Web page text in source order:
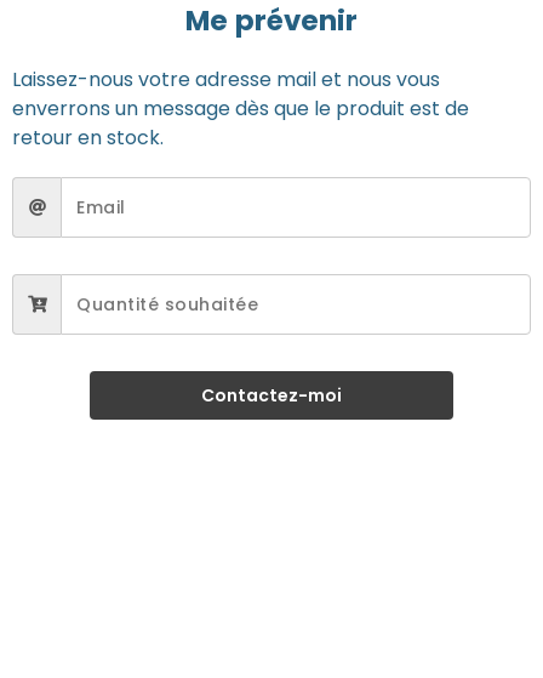
Me prévenir
Laissez-nous votre adresse mail et nous vous
enverrons un message dès que le produit est de
retour en stock.
Contactez-moi